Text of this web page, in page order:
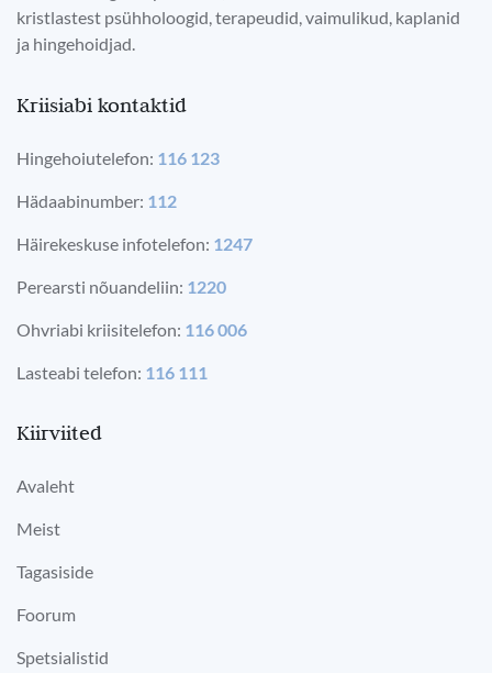
kristlastest psühholoogid, terapeudid, vaimulikud, kaplanid
ja hingehoidjad.
Kriisiabi kontaktid
Hingehoiutelefon: 116 123
Hädaabinumber: 112
Häirekeskuse infotelefon: 1247
Perearsti nõuandeliin: 1220
Ohvriabi kriisitelefon: 116 006
Lasteabi telefon: 116 111
Kiirviited
Avaleht
Meist
Tagasiside
Foorum
Spetsialistid